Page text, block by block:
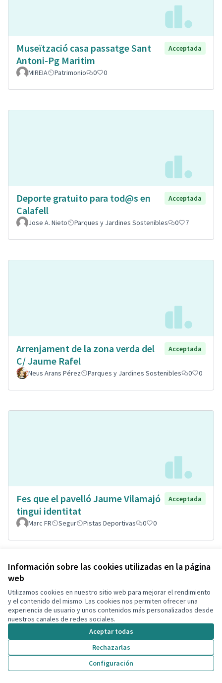
Información sobre las cookies utilizadas en la página
web
Utilizamos cookies en nuestro sitio web para mejorar el rendimiento
y el contenido del mismo. Las cookies nos permiten ofrecer una
experiencia de usuario y unos contenidos más personalizados desde
nuestros canales de redes sociales.
Aceptar todas
Rechazarlas
Configuración
Museïtzació casa passatge Sant
Antoni-Pg Maritim
Acceptada
MIREIA Patrimonio 0 0
Deporte gratuito para tod@s en
Calafell
Acceptada
Jose A. Nieto Parques y Jardines Sostenibles 0 7
Arrenjament de la zona verda del
C/ Jaume Rafel
Acceptada
Neus Arans Pérez Parques y Jardines Sostenibles 0 0
Fes que el pavelló Jaume Vilamajó
tingui identitat
Acceptada
Marc FR Segur Pistas Deportivas 0 0
Pipi-can a la Bòbila de Calafell
Espacio para mascotas